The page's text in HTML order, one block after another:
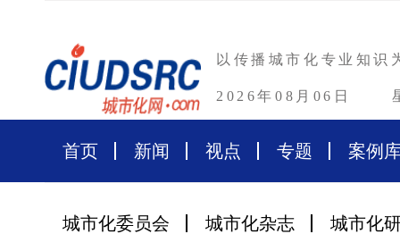
以传播城市化专业知识
2026年08月06日
首页 新闻 视点 专题 案例
城市化委员会 城市化杂志 城市化